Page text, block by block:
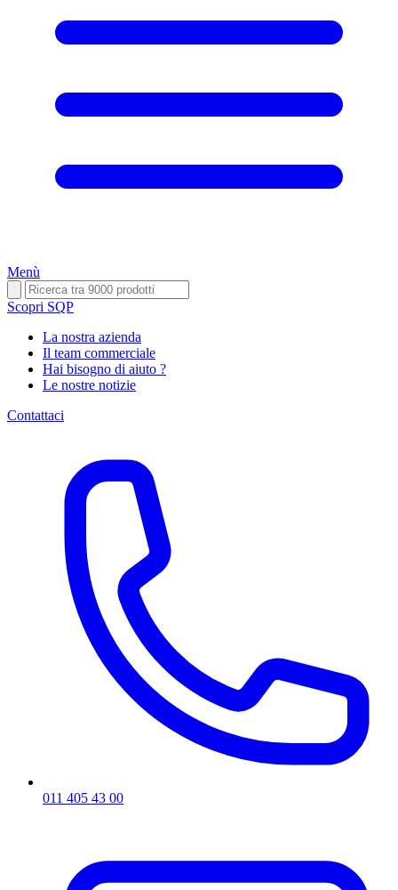
Menù
Scopri SQP
La nostra azienda
Il team commerciale
Hai bisogno di aiuto ?
Le nostre notizie
Contattaci
011 405 43 00